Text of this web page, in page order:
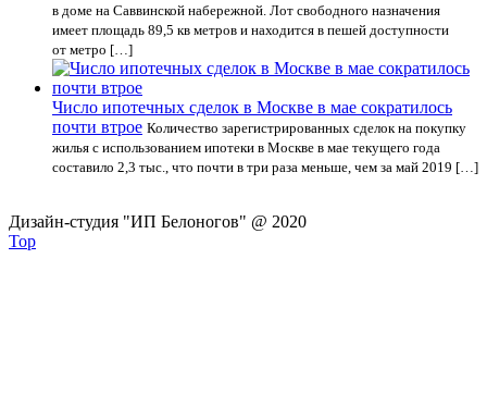
в доме на Саввинской набережной. Лот свободного назначения
имеет площадь 89,5 кв метров и находится в пешей доступности
от метро […]
Число ипотечных сделок в Москве в мае сократилось
почти втрое Количество зарегистрированных сделок на покупку
жилья с использованием ипотеки в Москве в мае текущего года
составило 2,3 тыс., что почти в три раза меньше, чем за май 2019 […]
Дизайн-студия "ИП Белоногов" @ 2020
Top